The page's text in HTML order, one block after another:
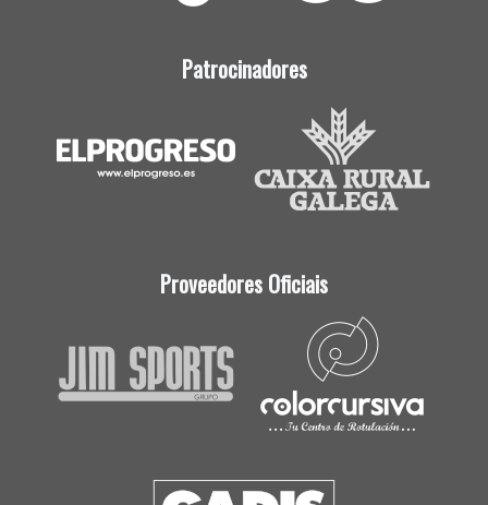
Patrocinadores
Proveedores Oficiais